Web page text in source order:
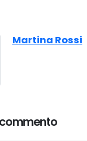
Martina Rossi